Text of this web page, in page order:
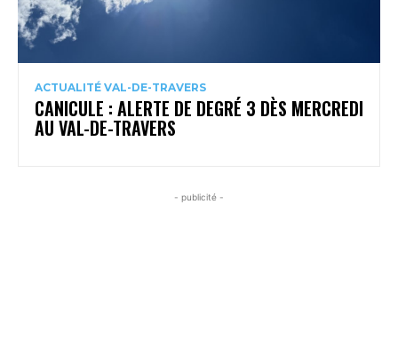
ACTUALITÉ VAL-DE-TRAVERS
CANICULE : ALERTE DE DEGRÉ 3 DÈS MERCREDI
AU VAL-DE-TRAVERS
- publicité -